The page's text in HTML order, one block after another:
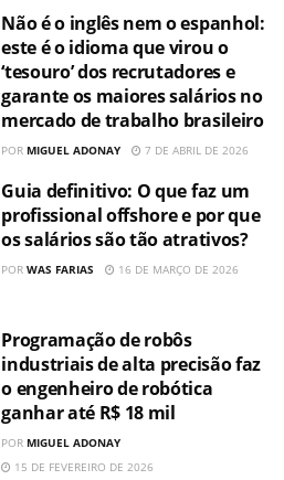
Não é o inglês nem o espanhol:
este é o idioma que virou o
‘tesouro’ dos recrutadores e
garante os maiores salários no
mercado de trabalho brasileiro
POR MIGUEL ADONAY 7 DE ABRIL DE 2026
Guia definitivo: O que faz um
profissional offshore e por que
os salários são tão atrativos?
POR WAS FARIAS 16 DE MARÇO DE 2026
Programação de robôs
industriais de alta precisão faz
o engenheiro de robótica
ganhar até R$ 18 mil
POR MIGUEL ADONAY
15 DE FEVEREIRO DE 2026